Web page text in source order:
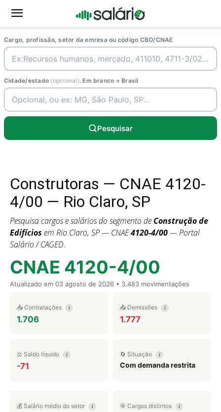
Cargo, profissão, setor da emresa ou código CBO/CNAE
Cidade/estado (opcional). Em branco = Brasil
Pesquisar
Construtoras — CNAE 4120-
4/00 — Rio Claro, SP
Pesquisa cargos e salários do segmento de Construção de
Edifícios em Rio Claro, SP — CNAE4120-4/00— Portal
Salário / CAGED.
CNAE 4120-4/00
Atualizado em 03 agosto de 2026 • 3.483 movimentações
📥 Contratações i
1.706
📤 Demissões i
1.777
⚖️ Saldo líquido i
-71
🔄 Situação i
Com demanda restrita
💰 Salário médio do setor i 🎯 Cargos distintos i